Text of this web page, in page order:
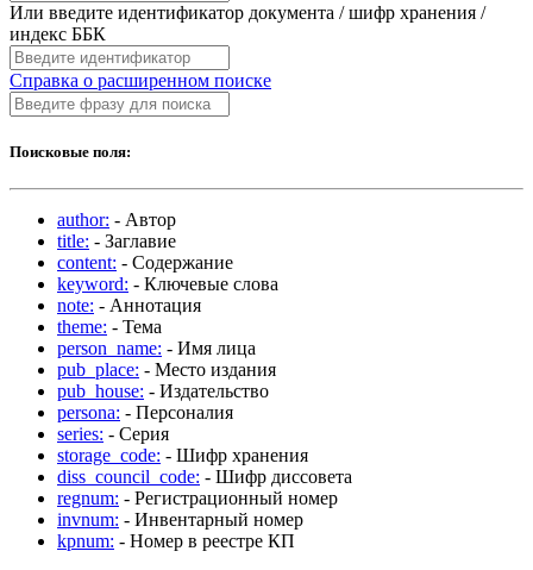
Или введите идентификатор документа / шифр хранения /
индекс ББК
Справка о расширенном поиске
Поисковые поля:
author: - Автор
title: - Заглавие
content: - Содержание
keyword: - Ключевые слова
note: - Аннотация
theme: - Тема
person_name: - Имя лица
pub_place: - Место издания
pub_house: - Издательство
persona: - Персоналия
series: - Серия
storage_code: - Шифр хранения
diss_council_code: - Шифр диссовета
regnum: - Регистрационный номер
invnum: - Инвентарный номер
kpnum: - Номер в реестре КП